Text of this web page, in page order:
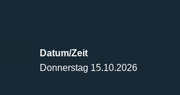
Datum/Zeit
Donnerstag 15.10.2026